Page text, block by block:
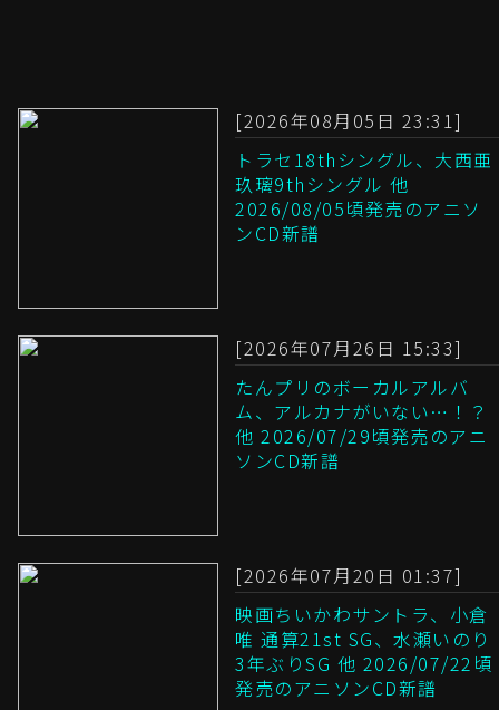
[2026年08月05日 23:31]
トラセ18thシングル、大西亜
玖璃9thシングル 他
2026/08/05頃発売のアニソ
ンCD新譜
[2026年07月26日 15:33]
たんプリのボーカルアルバ
ム、アルカナがいない…！？
他 2026/07/29頃発売のアニ
ソンCD新譜
[2026年07月20日 01:37]
映画ちいかわサントラ、小倉
唯 通算21st SG、水瀬いのり
3年ぶりSG 他 2026/07/22頃
発売のアニソンCD新譜